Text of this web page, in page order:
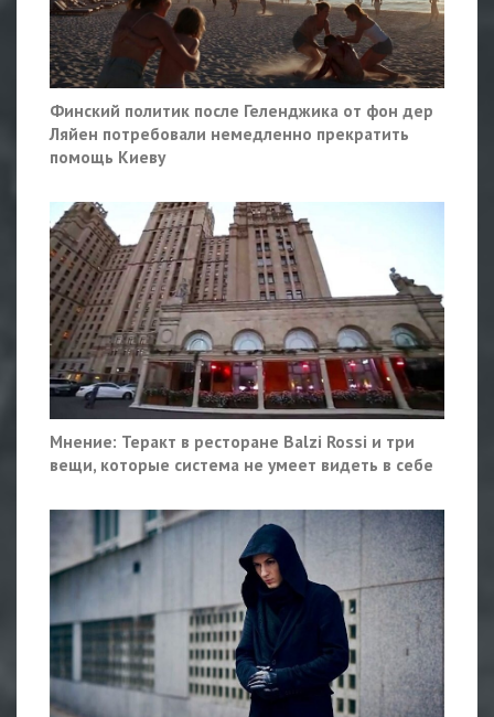
Финский политик после Геленджика от фон дер
Ляйен потребовали немедленно прекратить
помощь Киеву
Мнение: Теракт в ресторане Balzi Rossi и три
вещи, которые система не умеет видеть в себе